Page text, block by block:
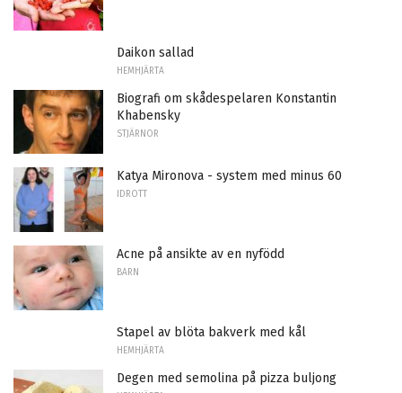
Daikon sallad
HEMHJÄRTA
Biografi om skådespelaren Konstantin
Khabensky
STJÄRNOR
Katya Mironova - system med minus 60
IDROTT
Acne på ansikte av en nyfödd
BARN
Stapel av blöta bakverk med kål
HEMHJÄRTA
Degen med semolina på pizza buljong